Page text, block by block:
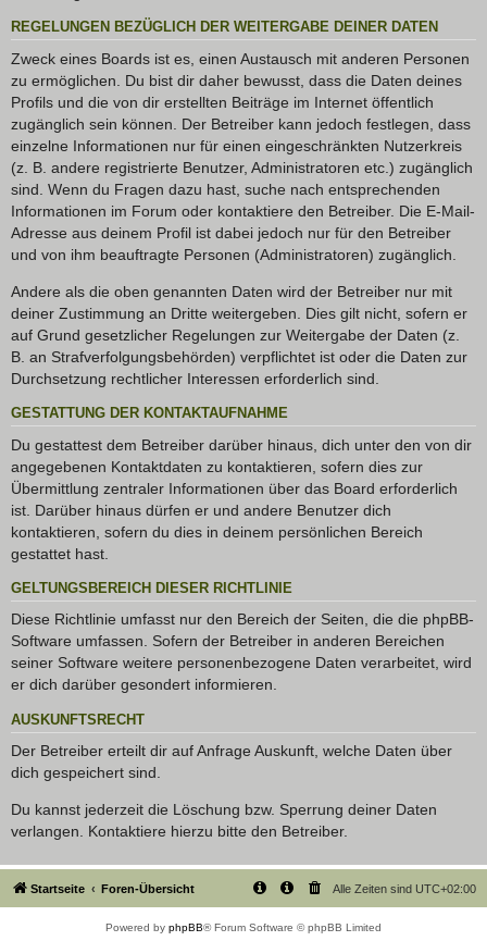
REGELUNGEN BEZÜGLICH DER WEITERGABE DEINER DATEN
Zweck eines Boards ist es, einen Austausch mit anderen Personen
zu ermöglichen. Du bist dir daher bewusst, dass die Daten deines
Profils und die von dir erstellten Beiträge im Internet öffentlich
zugänglich sein können. Der Betreiber kann jedoch festlegen, dass
einzelne Informationen nur für einen eingeschränkten Nutzerkreis
(z. B. andere registrierte Benutzer, Administratoren etc.) zugänglich
sind. Wenn du Fragen dazu hast, suche nach entsprechenden
Informationen im Forum oder kontaktiere den Betreiber. Die E-Mail-
Adresse aus deinem Profil ist dabei jedoch nur für den Betreiber
und von ihm beauftragte Personen (Administratoren) zugänglich.
Andere als die oben genannten Daten wird der Betreiber nur mit
deiner Zustimmung an Dritte weitergeben. Dies gilt nicht, sofern er
auf Grund gesetzlicher Regelungen zur Weitergabe der Daten (z.
B. an Strafverfolgungsbehörden) verpflichtet ist oder die Daten zur
Durchsetzung rechtlicher Interessen erforderlich sind.
GESTATTUNG DER KONTAKTAUFNAHME
Du gestattest dem Betreiber darüber hinaus, dich unter den von dir
angegebenen Kontaktdaten zu kontaktieren, sofern dies zur
Übermittlung zentraler Informationen über das Board erforderlich
ist. Darüber hinaus dürfen er und andere Benutzer dich
kontaktieren, sofern du dies in deinem persönlichen Bereich
gestattet hast.
GELTUNGSBEREICH DIESER RICHTLINIE
Diese Richtlinie umfasst nur den Bereich der Seiten, die die phpBB-
Software umfassen. Sofern der Betreiber in anderen Bereichen
seiner Software weitere personenbezogene Daten verarbeitet, wird
er dich darüber gesondert informieren.
AUSKUNFTSRECHT
Der Betreiber erteilt dir auf Anfrage Auskunft, welche Daten über
dich gespeichert sind.
Du kannst jederzeit die Löschung bzw. Sperrung deiner Daten
verlangen. Kontaktiere hierzu bitte den Betreiber.
Startseite Foren-Übersicht Alle Zeiten sind UTC+02:00
Powered by phpBB® Forum Software © phpBB Limited